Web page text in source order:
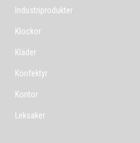
Industriprodukter
Klockor
Kläder
Konfektyr
Kontor
Leksaker